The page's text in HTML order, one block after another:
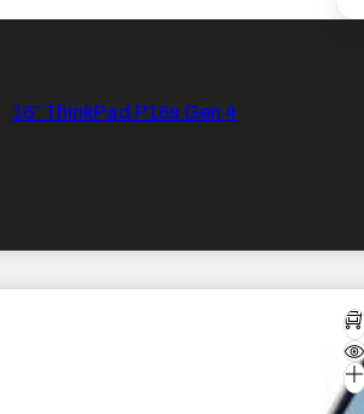
16″ ThinkPad P16s Gen 4